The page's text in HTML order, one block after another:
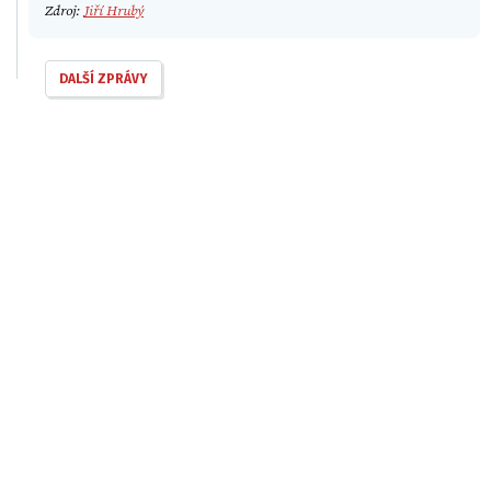
Zdroj: Jiří Hrubý
DALŠÍ ZPRÁVY